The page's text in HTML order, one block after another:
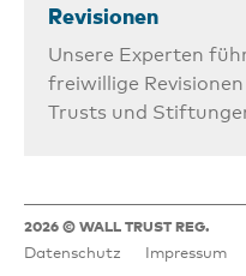
Revisionen
Unsere Experten
freiwillige
Trusts und
2026 © WALL TRUST REG.
Datenschutz Impressum